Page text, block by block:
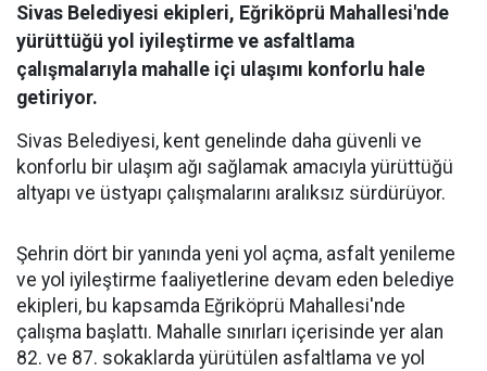
Sivas Belediyesi ekipleri, Eğriköprü Mahallesi'nde
yürüttüğü yol iyileştirme ve asfaltlama
çalışmalarıyla mahalle içi ulaşımı konforlu hale
getiriyor.
Sivas Belediyesi, kent genelinde daha güvenli ve
konforlu bir ulaşım ağı sağlamak amacıyla yürüttüğü
altyapı ve üstyapı çalışmalarını aralıksız sürdürüyor.
Şehrin dört bir yanında yeni yol açma, asfalt yenileme
ve yol iyileştirme faaliyetlerine devam eden belediye
ekipleri, bu kapsamda Eğriköprü Mahallesi'nde
çalışma başlattı. Mahalle sınırları içerisinde yer alan
82. ve 87. sokaklarda yürütülen asfaltlama ve yol